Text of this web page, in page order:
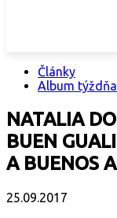
Články
Album týždňa
NATALIA
BUEN
A BUENOS
25.09.2017